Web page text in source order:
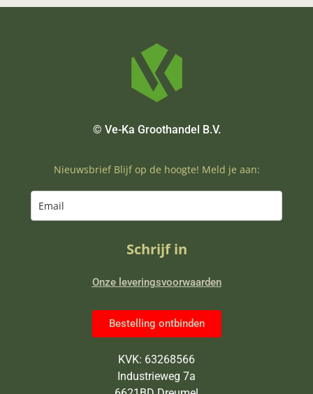
© Ve-Ka Groothandel B.V.
Nieuwsbrief Blijf op de hoogte! Meld je aan:
Schrijf in
Onze leveringsvoorwaarden
Bestelling ontbinden
KVK: 63268566
Industrieweg 7a